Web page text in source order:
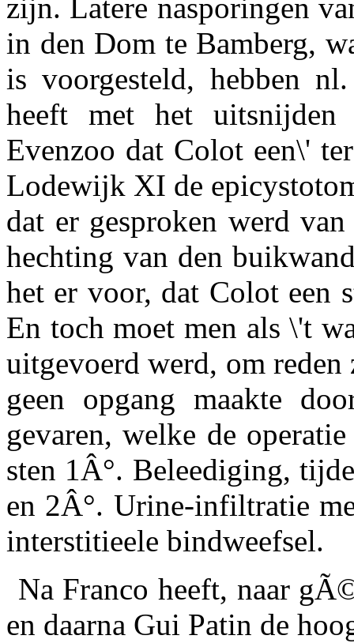
zijn. Latere nasporingen
in den Dom te Bamberg,
is voorgesteld, hebben
heeft met het
Evenzoo dat Colot een\'
Lodewijk XI de
dat er gesproken werd
hechting van den
het er voor, dat Colot een
En toch moet men als \'t
uitgevoerd werd, om
geen opgang maakte
gevaren, welke de
sten 1Â°. Beleediging,
en 2Â°. Urine-infiltratie
interstitieele bindweefsel.
Na Franco heeft, naar
en daarna Gui Patin de